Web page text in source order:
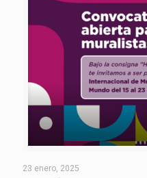
23 enero, 2025